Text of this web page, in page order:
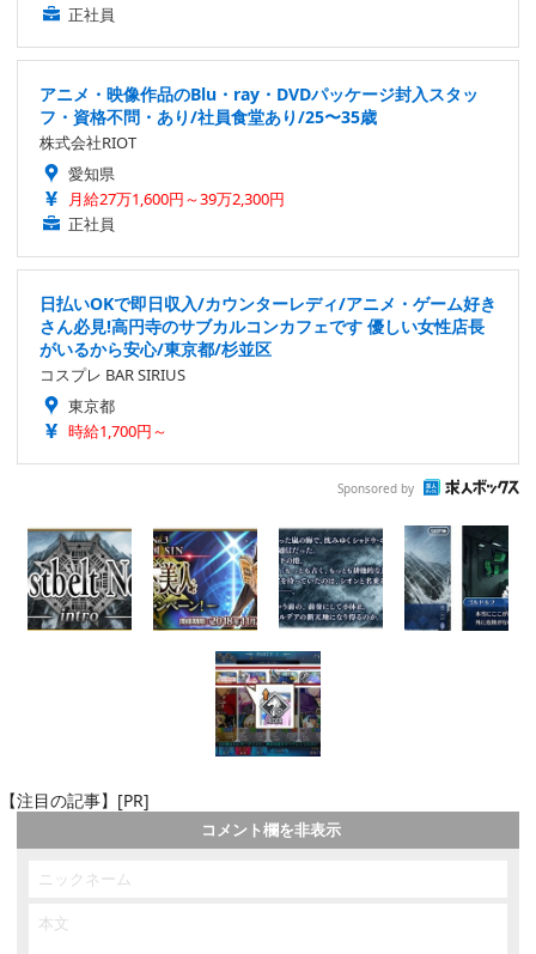
正社員
アニメ・映像作品のBlu・ray・DVDパッケージ封入スタッ
フ・資格不問・あり/社員食堂あり/25〜35歳
株式会社RIOT
愛知県
月給27万1,600円～39万2,300円
正社員
日払いOKで即日収入/カウンターレディ/アニメ・ゲーム好き
さん必見!高円寺のサブカルコンカフェです 優しい女性店長
がいるから安心/東京都/杉並区
コスプレ BAR SIRIUS
東京都
時給1,700円～
Sponsored by
【注目の記事】[PR]
コメント欄を非表示